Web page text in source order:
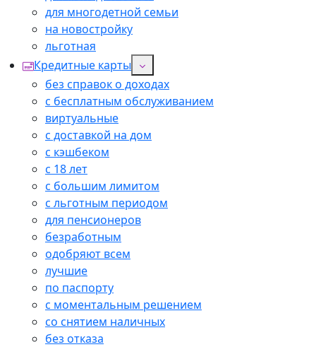
для многодетной семьи
на новостройку
льготная
Кредитные карты
без справок о доходах
с бесплатным обслуживанием
виртуальные
с доставкой на дом
с кэшбеком
с 18 лет
с большим лимитом
с льготным периодом
для пенсионеров
безработным
одобряют всем
лучшие
по паспорту
с моментальным решением
со снятием наличных
без отказа